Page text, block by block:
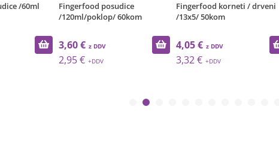
/60ml
Fingerfood posudice
/120ml/poklop/ 60kom
3,60 €
2,95 €
Fingerfood korneti / drveni
/13x5/ 50kom
4,05 €
3,32 €